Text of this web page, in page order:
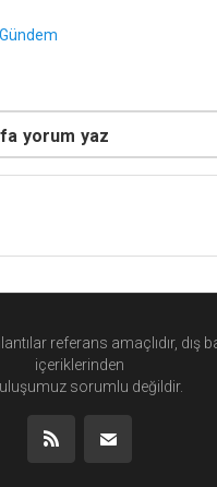
Gündem
referans amaçlıdır, dış
içeriklerinden
sorumlu değildir.